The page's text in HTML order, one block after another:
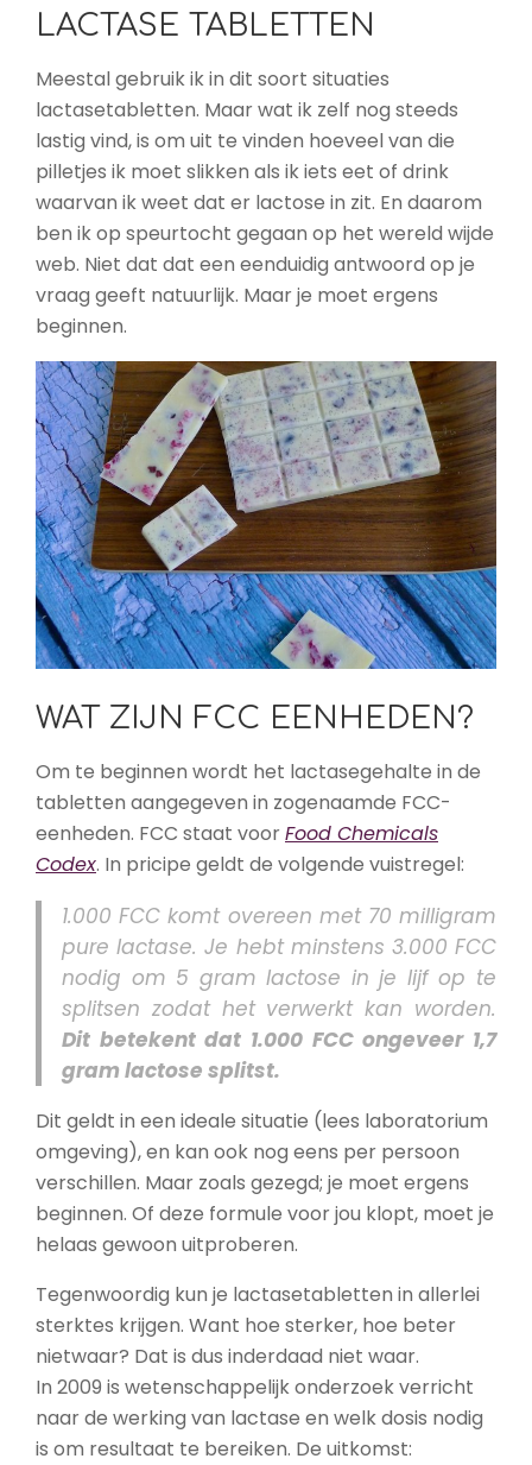
LACTASE TABLETTEN
Meestal gebruik ik in dit soort situaties
lactasetabletten. Maar wat ik zelf nog steeds
lastig vind, is om uit te vinden hoeveel van die
pilletjes ik moet slikken als ik iets eet of drink
waarvan ik weet dat er lactose in zit. En daarom
ben ik op speurtocht gegaan op het wereld wijde
web. Niet dat dat een eenduidig antwoord op je
vraag geeft natuurlijk. Maar je moet ergens
beginnen.
WAT ZIJN FCC EENHEDEN?
Om te beginnen wordt het lactasegehalte in de
tabletten aangegeven in zogenaamde FCC-
eenheden. FCC staat voorFood Chemicals
Codex. In pricipe geldt de volgende vuistregel:
1.000 FCC komt overeen met 70 milligram
pure lactase. Je hebt minstens 3.000 FCC
nodig om 5 gram lactose in je lijf op te
splitsen zodat het verwerkt kan worden.
Dit betekent dat 1.000 FCC ongeveer 1,7
gram lactose splitst.
Dit geldt in een ideale situatie (lees laboratorium
omgeving), en kan ook nog eens per persoon
verschillen. Maar zoals gezegd; je moet ergens
beginnen. Of deze formule voor jou klopt, moet je
helaas gewoon uitproberen.
Tegenwoordig kun je lactasetabletten in allerlei
sterktes krijgen. Want hoe sterker, hoe beter
nietwaar? Dat is dus inderdaad niet waar.
In 2009 is wetenschappelijk onderzoek verricht
naar de werking van lactase en welk dosis nodig
is om resultaat te bereiken. De uitkomst: